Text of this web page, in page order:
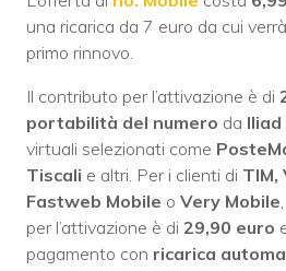
una ricarica da 7 euro da cui
primo rinnovo.
Il contributo per l’attivazione è di
portabilità del numero da Iliad
virtuali selezionati come
Tiscali e altri. Per i clienti di TIM,
Fastweb Mobile o Very Mobile
per l’attivazione è di 29,90 euro
pagamento con ricarica